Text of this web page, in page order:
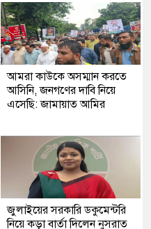
আমরা কাউকে অসম্মান করতে
আসিনি, জনগণের দাবি নিয়ে
এসেছি: জামায়াত আমির
জুলাইয়ের সরকারি ডকুমেন্টরি
নিয়ে কড়া বার্তা দিলেন নুসরাত